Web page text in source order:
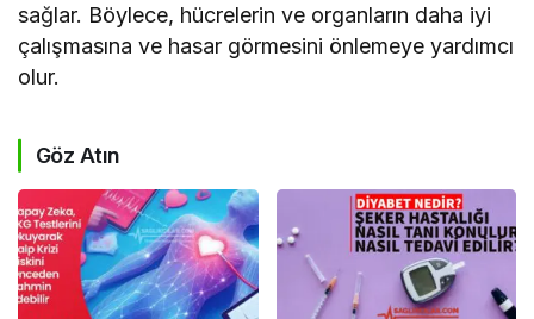
sağlar. Böylece, hücrelerin ve organların daha iyi
çalışmasına ve hasar görmesini önlemeye yardımcı
olur.
Göz Atın